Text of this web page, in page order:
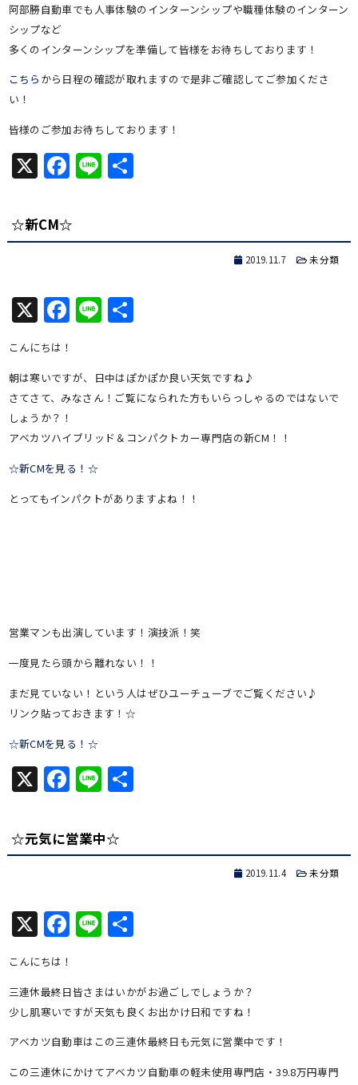
阿部勝自動車でも人事体験のインターンシップや職種体験のインターン
シップなど
多くのインターンシップを準備して皆様をお待ちしております！
こちら から日程の確認が取れますので是非ご確認してご参加くださ
い！
皆様のご参加お待ちしております！
X Facebook
Line共
☆新CM☆
2019.11.7 未分類
X Facebook
Line共
こんにちは！
朝は寒いですが、日中はぽかぽか良い天気ですね♪
さてさて、みなさん！ご覧になられた方もいらっしゃるのではないで
しょうか？！
アベカツハイブリッド＆コンパクトカー専門店の新CM！！
☆新CMを見る！☆
とってもインパクトがありますよね！！
営業マンも出演しています！演技派！笑
一度見たら頭から離れない！！
まだ見ていない！という人はぜひユーチューブでご覧ください♪
リンク貼っておきます！☆
☆新CMを見る！☆
X Facebook
Line共
☆元気に営業中☆
2019.11.4 未分類
X Facebook
Line共
こんにちは！
三連休最終日皆さまはいかがお過ごしでしょうか？
少し肌寒いですが天気も良くお出かけ日和ですね！
アベカツ自動車はこの三連休最終日も元気に営業中です！
この三連休にかけてアベカツ自動車の軽未使用専門店・39.8万円専門